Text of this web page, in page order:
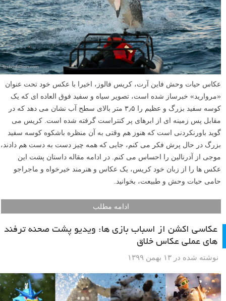
عکاس حیات وحش فاین آرت، کریس فالوز، اخیرا با عکس خود تحت عنوان
«مروارید» خبرساز شده است، تصویر سیاه و سفید فوق العاده ای که یک
کوسه سفید بزرگ و عظیم را ۳٫۵ متر بالای سطح آب نشان می دهد که در
مقابل پس زمینه ای از ابرهای پر کنتراست گرفته شده است. کریس می
گوید باورنکردنی است که هنوز هم وقتی به آن منظره باشکوه کوسه سفید
بزرگ در حال پرش فکر می کنم، جایی که همه چیز دست به دست هم دادند،
موجی از آدرنالین را احساس می کنم. در ادامه مقاله داستان پشت این
عکس ها را از زبان خود کریس، یک عکاس و هنرمند خیرخواه و ماجراجو
حامی حیات وحش و طبیعت، بخوانید.
ادامه مطلب
عکاسی اکشن از اسباب بازی ها: ویدیو پشت صحنه ترفند
های عملی عکاس خلاق
نوشته شده در ۱۳ بهمن ۱۳۹۹